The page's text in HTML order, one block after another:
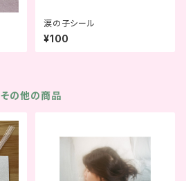
涙の子シール
¥100
その他の商品